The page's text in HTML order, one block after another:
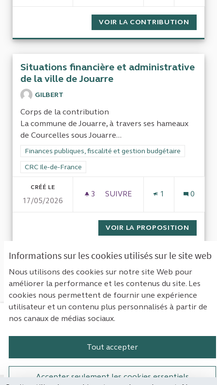
Informations sur les cookies utilisés sur le site web
Nous utilisons des cookies sur notre site Web pour
améliorer la performance et les contenus du site. Les
cookies nous permettent de fournir une expérience
utilisateur et un contenu plus personnalisés à partir de
nos canaux de médias sociaux.
Tout accepter
Accepter seulement les cookies essentiels
VOIR LA CONTRIBUTION
Situations financière et administrative
de la ville de Jouarre
GILBERT
Corps de la contribution
La commune de Jouarre, à travers ses hameaux
de Courcelles sous Jouarre...
Filtrer les résultats de la catégorie : Finances publiques,
Finances publiques, fiscalité et gestion budgétaire
Filtrer les résultats pour le secteur : CRC Ile-de-France
CRC Ile-de-France
CRÉÉ LE
17/05/2026
3 3 ABONNÉS
SUIVRE
1 0
VOIR LA PROPOSITION
Voir toutes les contributions retirées
Mentions légales
Paramètres des cookies
Plateforme de participation de la
Plateforme de participation de la
Plateforme de participation
Plateforme de